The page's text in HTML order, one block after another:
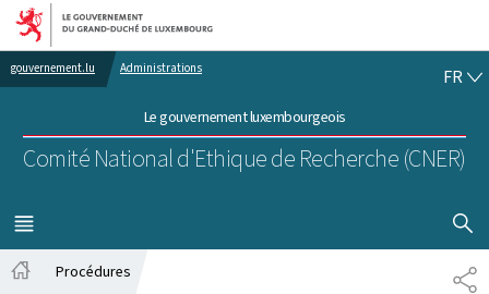
Aller au menu principal
Aller au contenu
gouvernement.lu Administrations
Le gouvernement luxembourgeois
Comité National d'Ethique de Recherche (CNER)
FR
MENU
PRINCIPAL
Procédures